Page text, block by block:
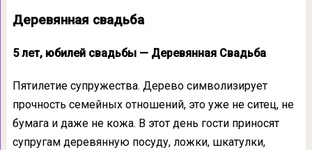
Деревянная свадьба
5 лет, юбилей свадьбы — Деревянная Свадьба
Пятилетие супружества. Дерево символизирует
прочность семейных отношений, это уже не ситец, не
бумага и даже не кожа. В этот день гости приносят
супругам деревянную посуду, ложки, шкатулки,